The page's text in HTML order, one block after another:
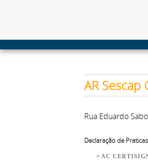
AR Sescap
Rua Eduardo
Declaração de
AC